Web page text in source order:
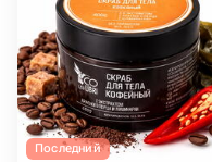
Последний